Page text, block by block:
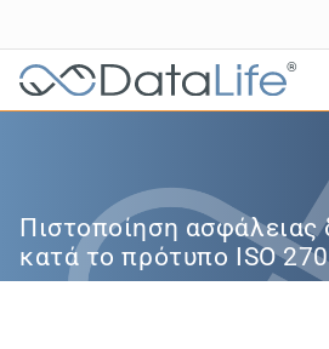
®
Πιστοποίηση
κατά το πρότυπο ISO